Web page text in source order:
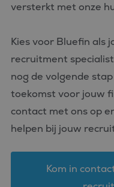
versterkt met onze
Kies voor Bluefin als
recruitment
nog de volgende
toekomst voor jouw
contact met ons op
helpen bij jouw
Kom in